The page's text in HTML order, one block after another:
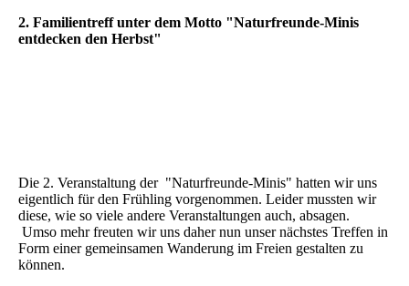
2. Familientreff unter dem Motto "Naturfreunde-Minis
entdecken den Herbst"
Die 2. Veranstaltung der "Naturfreunde-Minis" hatten wir uns
eigentlich für den Frühling vorgenommen. Leider mussten wir
diese, wie so viele andere Veranstaltungen auch, absagen.
Umso mehr freuten wir uns daher nun unser nächstes Treffen in
Form einer gemeinsamen Wanderung im Freien gestalten zu
können.